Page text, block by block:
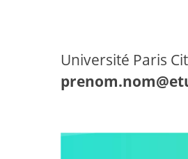
Université Paris